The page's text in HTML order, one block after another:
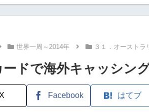
世界一周～2014年 ３１．オーストラ
ドで海外キャッシン
X Facebook はてブ